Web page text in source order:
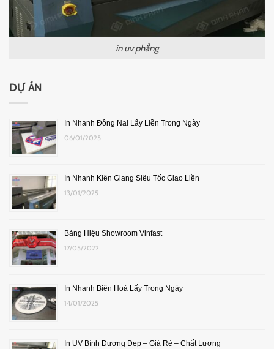
in uv phẳng
DỰ ÁN
In Nhanh Đồng Nai Lấy Liền Trong Ngày
06/01/2025
In Nhanh Kiên Giang Siêu Tốc Giao Liền
13/01/2025
Bảng Hiệu Showroom Vinfast
17/05/2022
In Nhanh Biên Hoà Lấy Trong Ngày
14/01/2025
In UV Bình Dương Đẹp – Giá Rẻ – Chất Lượng